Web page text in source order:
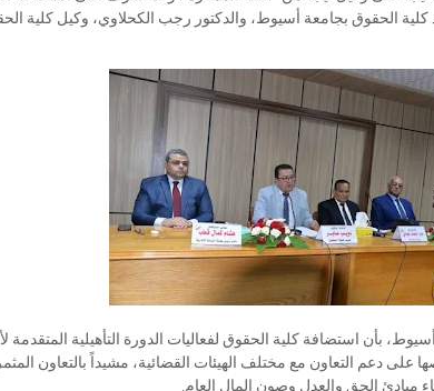
الحقوق بجامعة أسيوط، والدكتور رجب الكحلاوي، وكيل كلية
بأن استضافة كلية الحقوق لفعاليات الدورة التأهيلية المتقدمة
دعم التعاون مع مختلف الهيئات القضائية، مشيداً بالتعاون المثمر
مبادئ الحق والعدل وصون المال العام.